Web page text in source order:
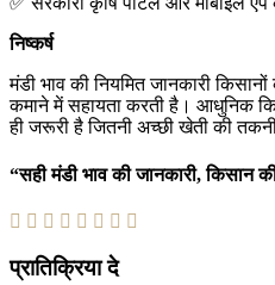
निष्कर्ष
मंडी भाव की नियमित जानकारी
कमाने में सहायता करती है। आधुनिक
ही जरूरी है जितनी अच्छी खेती की
“सही मंडी भाव की जानकारी,किसान
प्रातिक्रिया दे